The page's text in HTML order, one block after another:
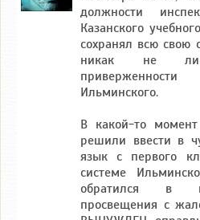
должности
Казанского
сохранял всю свою
никак не
Ильминского.
В какой-то момент
решили ввести в
язык с первого
системе
обратился в
просвещения с